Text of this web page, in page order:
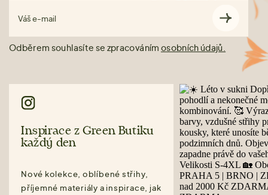
Váš e-mail
Odběrem souhlasíte se zpracováním osobních údajů.
Inspirace z Green Butiku
každý den
Nové kolekce, oblíbené střihy,
příjemné materiály a inspirace, jak